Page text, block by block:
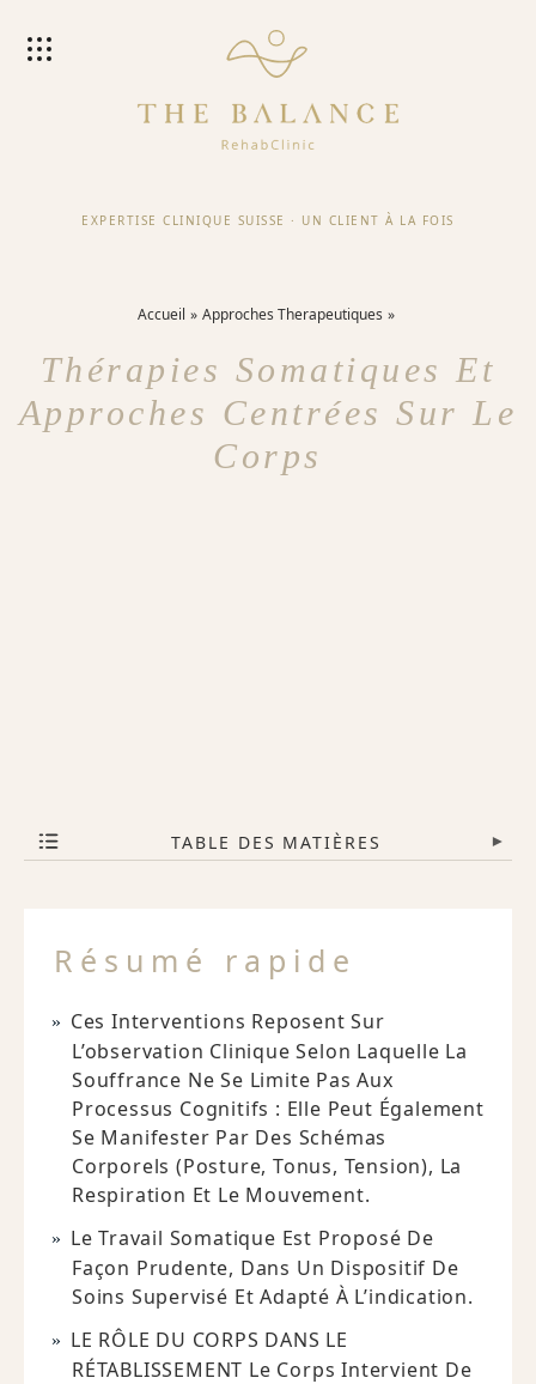
EXPERTISE CLINIQUE SUISSE · UN CLIENT À LA FOIS
Accueil Approches Therapeutiques
Thérapies Somatiques Et
Approches Centrées Sur Le
Corps
TABLE DES MATIÈRES ▾
Résumé rapide
Ces Interventions Reposent Sur
L’observation Clinique Selon Laquelle La
Souffrance Ne Se Limite Pas Aux
Processus Cognitifs : Elle Peut Également
Se Manifester Par Des Schémas
Corporels (posture, Tonus, Tension), La
Respiration Et Le Mouvement.
Le Travail Somatique Est Proposé De
Façon Prudente, Dans Un Dispositif De
Soins Supervisé Et Adapté À L’indication.
LE RÔLE DU CORPS DANS LE
RÉTABLISSEMENT Le Corps Intervient De